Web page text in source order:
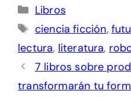
Categorías
Libros
Etiquetas
ciencia ficción,
lectura, literatura,
7 libros sobre
transformarán tu